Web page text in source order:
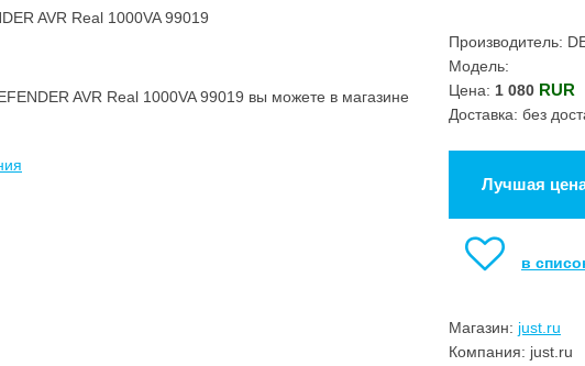
AVR Real 1000VA 99019 вы можете в магазине
Производитель:
Модель:
Цена: 1 080 RUR
Доставка: без
Лучшая
в
Магазин: just.ru
Компания: just.ru